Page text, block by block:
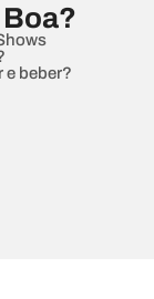
e beber?